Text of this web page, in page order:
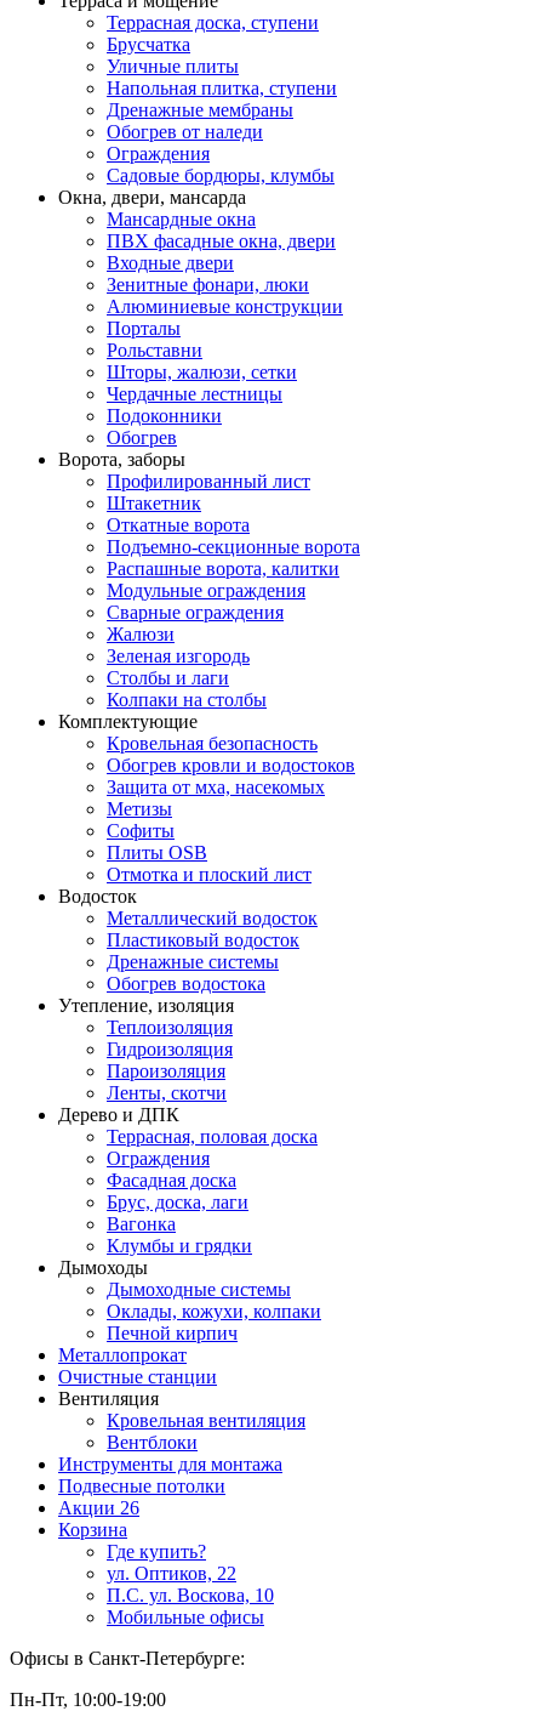
Террасная доска, ступени
Брусчатка
Уличные плиты
Напольная плитка, ступени
Дренажные мембраны
Обогрев от наледи
Ограждения
Садовые бордюры, клумбы
Окна, двери, мансарда
Мансардные окна
ПВХ фасадные окна, двери
Входные двери
Зенитные фонари, люки
Алюминиевые конструкции
Порталы
Рольставни
Шторы, жалюзи, сетки
Чердачные лестницы
Подоконники
Обогрев
Ворота, заборы
Профилированный лист
Штакетник
Откатные ворота
Подъемно-секционные ворота
Распашные ворота, калитки
Модульные ограждения
Сварные ограждения
Жалюзи
Зеленая изгородь
Столбы и лаги
Колпаки на столбы
Комплектующие
Кровельная безопасность
Обогрев кровли и водостоков
Защита от мха, насекомых
Метизы
Софиты
Плиты OSB
Отмотка и плоский лист
Водосток
Металлический водосток
Пластиковый водосток
Дренажные системы
Обогрев водостока
Утепление, изоляция
Теплоизоляция
Гидроизоляция
Пароизоляция
Ленты, скотчи
Дерево и ДПК
Террасная, половая доска
Ограждения
Фасадная доска
Брус, доска, лаги
Вагонка
Клумбы и грядки
Дымоходы
Дымоходные системы
Оклады, кожухи, колпаки
Печной кирпич
Металлопрокат
Очистные станции
Вентиляция
Кровельная вентиляция
Вентблоки
Инструменты для монтажа
Подвесные потолки
Акции 26
Корзина
Где купить?
ул. Оптиков, 22
П.С. ул. Воскова, 10
Мобильные офисы
Офисы в Санкт-Петербурге:
Пн-Пт, 10:00-19:00